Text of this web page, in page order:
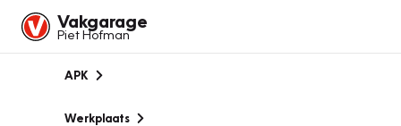
Vakgarage
Piet Hofman
APK
Werkplaats